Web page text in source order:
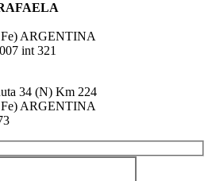
Fe) ARGENTINA
int 321
34 (N) Km 224
Fe) ARGENTINA